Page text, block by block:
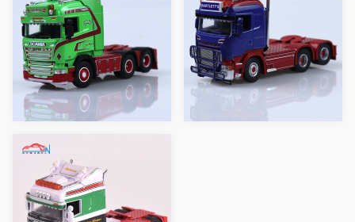
斯堪尼亚拖头 1:64(绿
色)
斯堪尼亚拖头 1:64(蓝
色)
斯堪尼亚拖头 1:64(白
色)